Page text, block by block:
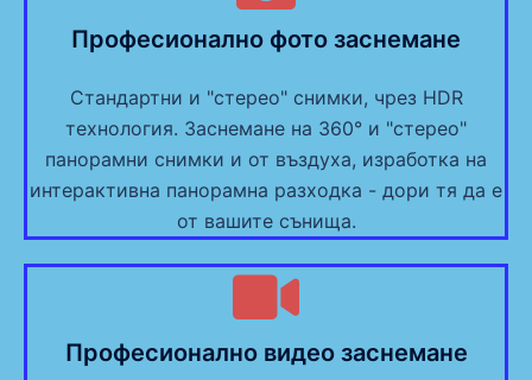
Професионално фото заснемане
Стандартни и "стерео" снимки, чрез HDR
технология. Заснемане на 360° и "стерео"
панорамни снимки и от въздуха, изработка на
интерактивна панорамна разходка - дори тя да е
от вашите сънища.
Професионално видео заснемане